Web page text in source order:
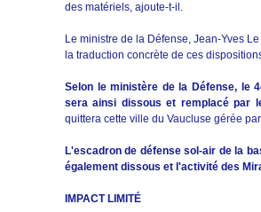
des matériels, ajoute-t-il.
Le ministre de la Défense, Jean-Yves
la traduction concrète de ces
Selon le ministère de la Défense, le
sera ainsi dissous et remplacé par
quittera cette ville du Vaucluse gérée
L'escadron de défense sol-air de la
également dissous et l'activité des
IMPACT LIMITÉ